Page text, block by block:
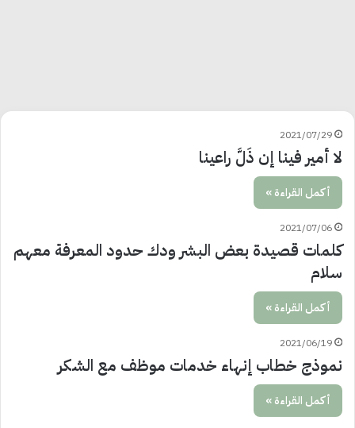
2021/07/29
لا أمير فينا إن ذَلَّ راعينا
أكمل القراءة »
2021/07/06
كلمات قصيدة بعض البشر ودك حدود المعرفة معهم
سلام
أكمل القراءة »
2021/06/19
نموذج خطاب إنهاء خدمات موظف مع الشكر
أكمل القراءة »